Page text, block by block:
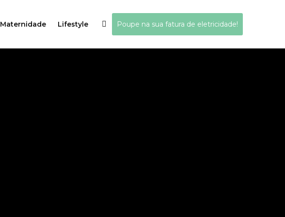
Maternidade Lifestyle Poupe na sua fatura de eletricidade!